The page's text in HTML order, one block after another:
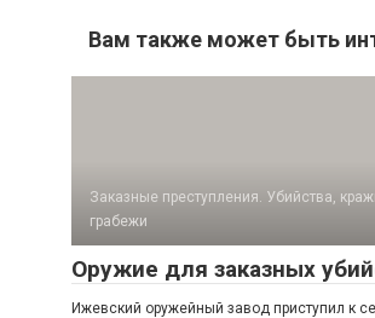
Вам также может быть
Заказные преступления. Убийства,
грабежи
Оружие для заказных
Ижевский оружейный завод приступил к